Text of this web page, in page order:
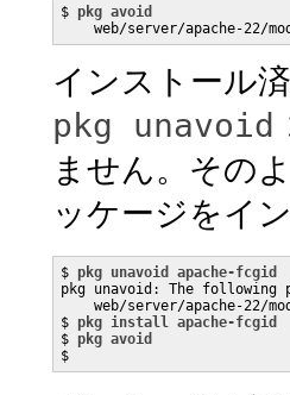
$ pkg avoid
web/server/apache-22/
インストール
pkg unavoid
ません。その
ッケージをイ
$ pkg unavoid apache-fcgid
pkg unavoid: The following
web/server/apache-22/
$ pkg install apache-fcgid
$ pkg avoid
$